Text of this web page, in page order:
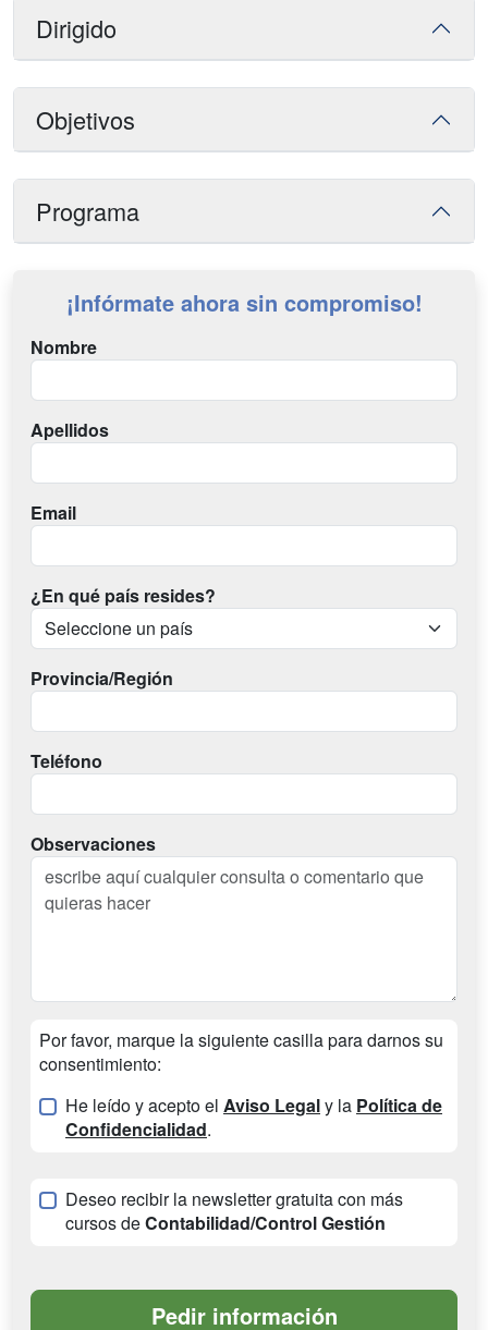
Dirigido
Objetivos
Programa
¡Infórmate ahora sin compromiso!
Nombre
Apellidos
Email
¿En qué país resides?
Provincia/Región
Teléfono
Observaciones
Por favor, marque la siguiente casilla para darnos su
consentimiento:
He leído y acepto el Aviso Legaly la Política de
Confidencialidad.
Deseo recibir la newsletter gratuita con más
cursos deContabilidad/Control Gestión